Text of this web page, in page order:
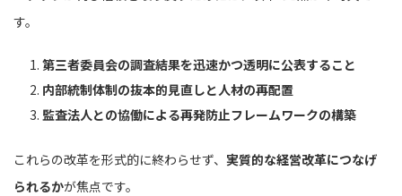
す。
第三者委員会の調査結果を迅速かつ透明に公表すること
内部統制体制の抜本的見直しと人材の再配置
監査法人との協働による再発防止フレームワークの構築
これらの改革を形式的に終わらせず、 実質的な経営改革につなげ
られるかが焦点です。